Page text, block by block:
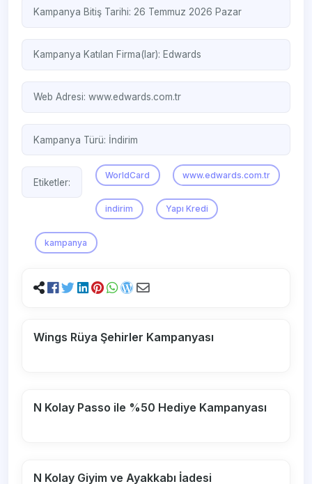
Kampanya Bitiş Tarihi: 26 Temmuz 2026 Pazar
Kampanya Katılan Firma(lar): Edwards
Web Adresi:www.edwards.com.tr
Kampanya Türü: İndirim
Etiketler:
WorldCard www.edwards.com.tr
indirim Yapı Kredi
kampanya
Wings Rüya Şehirler Kampanyası
N Kolay Passo ile %50 Hediye Kampanyası
N Kolay Giyim ve Ayakkabı İadesi